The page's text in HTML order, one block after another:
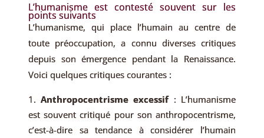
L’humanisme est contesté souvent sur les
points suivants
L’humanisme, qui place l’humain au centre de
toute préoccupation, a connu diverses critiques
depuis son émergence pendant la Renaissance.
Voici quelques critiques courantes :
Anthropocentrisme excessif: L’humanisme
est souvent critiqué pour son anthropocentrisme,
c’est-à-dire sa tendance à considérer l’humain